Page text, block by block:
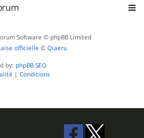
Software © phpBB Limited
officielle © Qiaeru
by: phpBB SEO
| Conditions